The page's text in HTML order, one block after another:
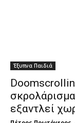
Έξυπνα Παιδιά
εξαντλεί